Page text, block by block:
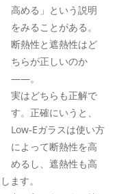
高める」という説明
をみることがある。
断熱性と遮熱性はど
ちらが正しいのか
——。
実はどちらも正解で
す。正確にいうと、
Low-Eガラスは使い方
によって断熱性を高
めるし、遮熱性も高
ます。